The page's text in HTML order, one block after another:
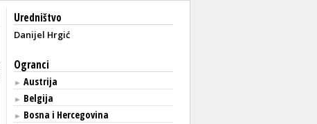
Uredništvo
Danijel Hrgić
Ogranci
► Austrija
► Belgija
► Bosna i Hercegovina